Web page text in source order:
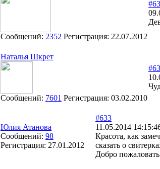
Сообщений: 2352 Регистрация: 22.07.2012
Наталья Шкрет
Сообщений: 7601 Регистрация: 03.02.2010
Юлия Атанова
Сообщений: 98
Регистрация: 27.01.2012
#633
11.05.2014
Красота, как
сказать о
Добро пожаловать